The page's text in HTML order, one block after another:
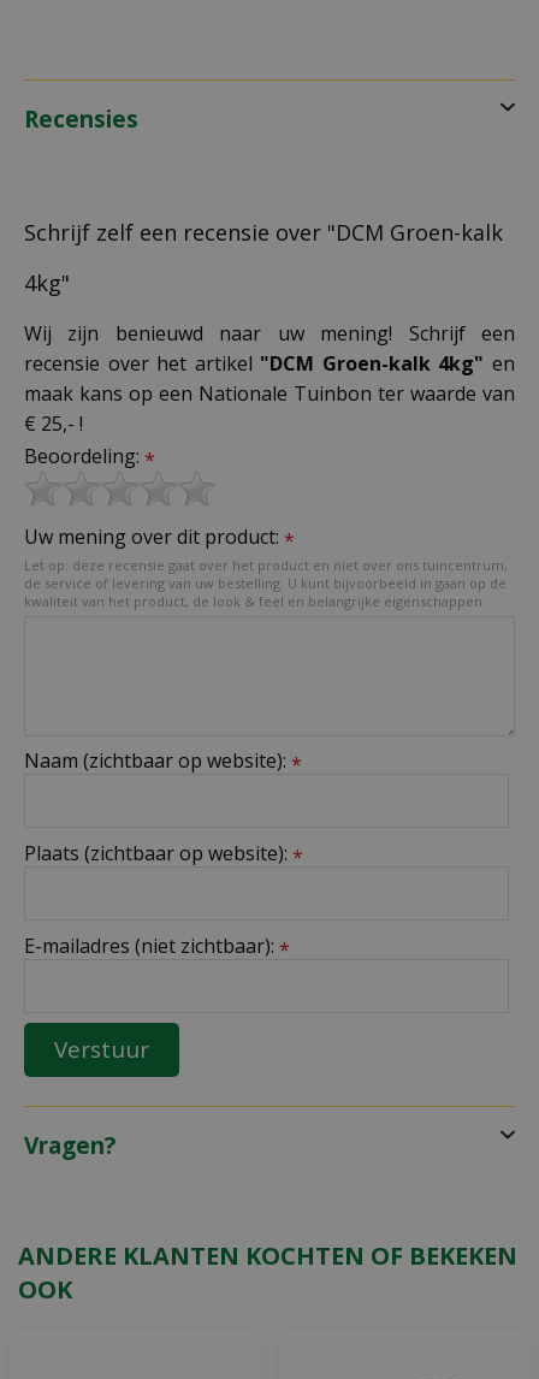
Recensies
Schrijf zelf een recensie over "DCM Groen-kalk
4kg"
Wij zijn benieuwd naar uw mening! Schrijf een
recensie over het artikel "DCM Groen-kalk 4kg" en
maak kans op een Nationale Tuinbon ter waarde van
€ 25,- !
Beoordeling: *
Uw mening over dit product: *
Let op: deze recensie gaat over het product en niet over ons tuincentrum,
de service of levering van uw bestelling. U kunt bijvoorbeeld in gaan op de
kwaliteit van het product, de look & feel en belangrijke eigenschappen.
Naam (zichtbaar op website): *
Plaats (zichtbaar op website): *
E-mailadres (niet zichtbaar): *
Vragen?
ANDERE KLANTEN KOCHTEN OF BEKEKEN
OOK